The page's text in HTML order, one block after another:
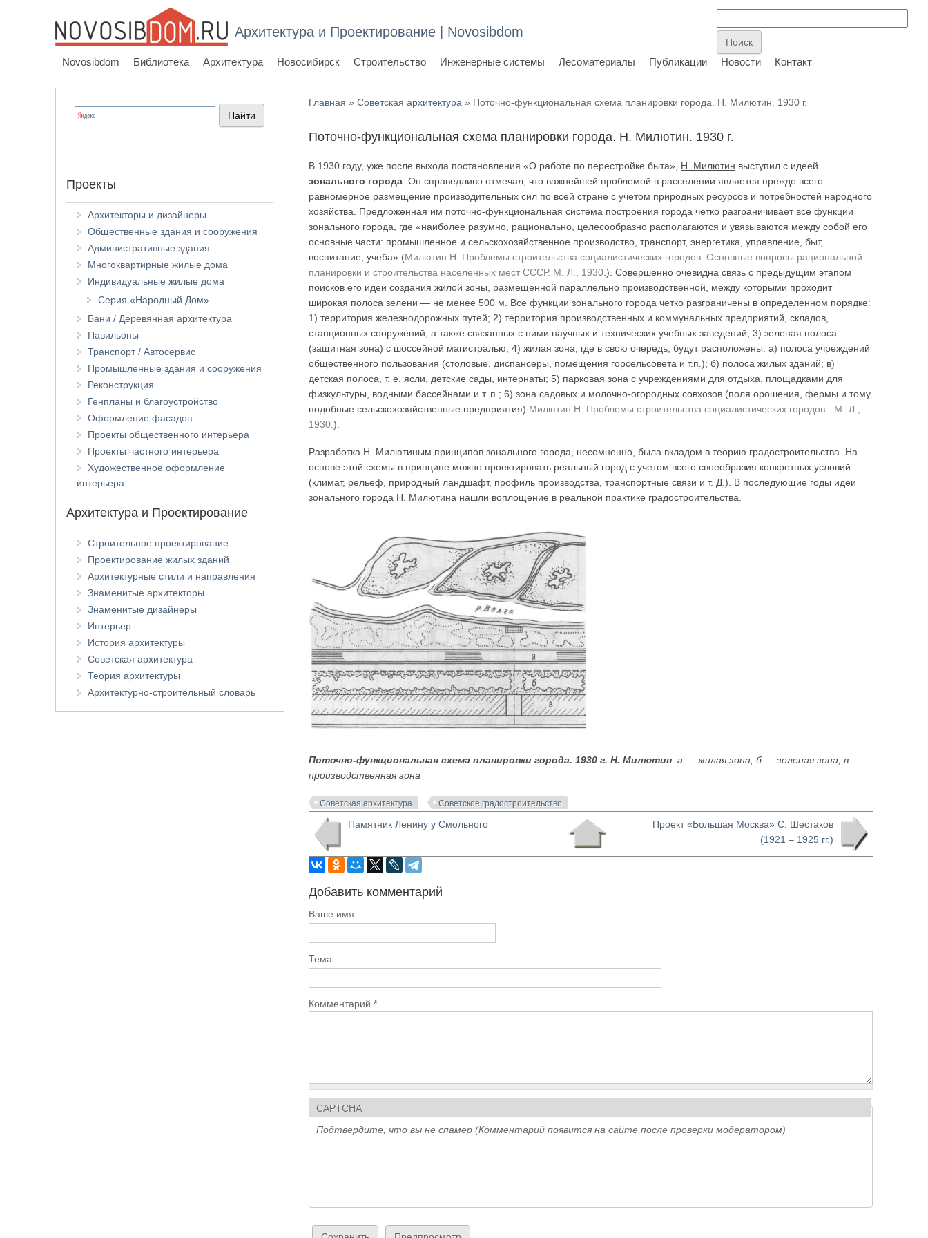
Архитектура и Проектирование | Novosibdom
Novosibdom Библиотека Архитектура Новосибирск Строительство Инженерные системы Лесоматериалы Публикации Новости Контакт
Вы здесь
Главная »Советская архитектура » Поточно-функциональная схема планировки города. Н. Милютин. 1930 г.
Поточно-функциональная схема планировки города. Н. Милютин. 1930 г.
В 1930 году, уже после выхода постановления «О работе по перестройке быта», Н. Милютин выступил с идеей
зонального города . Он справедливо отмечал, что важнейшей проблемой в расселении является прежде всего
равномерное размещение производительных сил по всей стране с учетом природных ресурсов и потребностей народного
хозяйства. Предложенная им поточно-функциональная система построения города четко разграничивает все функции
зонального города, где «наиболее разумно, рационально, целесообразно располагаются и увязываются между собой его
основные части: промышленное и сельскохозяйственное производство, транспорт, энергетика, управление, быт,
воспитание, учеба» (Милютин Н. Проблемы строительства социалистических городов. Основные вопросы рациональной
планировки и строительства населенных мест СССР. М. Л., 1930 .). Совершенно очевидна связь с предыдущим этапом
поисков его идеи создания жилой зоны, размещенной параллельно производственной, между которыми проходит
широкая полоса зелени — не менее 500 м. Все функции зонального города четко разграничены в определенном порядке:
1) территория железнодорожных путей; 2) территория производственных и коммунальных предприятий, складов,
станционных сооружений, а также связанных с ними научных и технических учебных заведений; 3) зеленая полоса
(защитная зона) с шоссейной магистралью; 4) жилая зона, где в свою очередь, будут расположены: а) полоса учреждений
общественного пользования (столовые, диспансеры, помещения горсельсовета и т.п.); б) полоса жилых зданий; в)
детская полоса, т. е. ясли, детские сады, интернаты; 5) парковая зона с учреждениями для отдыха, площадками для
физкультуры, водными бассейнами и т. п.; 6) зона садовых и молочно-огородных совхозов (поля орошения, фермы и тому
подобные сельскохозяйственные предприятия) Милютин Н. Проблемы строительства социалистических городов. -М.-Л.,
1930.).
Разработка Н. Милютиным принципов зонального города, несомненно, была вкладом в теорию градостроительства. На
основе этой схемы в принципе можно проектировать реальный город с учетом всего своеобразия конкретных условий
(климат, рельеф, природный ландшафт, профиль производства, транспортные связи и т. Д.). В последующие годы идеи
зонального города Н. Милютина нашли воплощение в реальной практике градостроительства.
Поточно-функциональная схема планировки города. 1930 г. Н. Милютин: а — жилая зона; б — зеленая зона; в —
производственная зона
Советская архитектура Советское градостроительство
Памятник Ленину у Смольного
Проект «Большая Москва» С. Шестаков
(1921 – 1925 гг.)
Добавить комментарий
Ваше имя
Тема
Комментарий*
CAPTCHA
Подтвердите, что вы не спамер (Комментарий появится на сайте после проверки модератором)
Проекты
Архитекторы и дизайнеры
Общественные здания и сооружения
Административные здания
Многоквартирные жилые дома
Индивидуальные жилые дома
Серия «Народный Дом»
Бани / Деревянная архитектура
Павильоны
Транспорт / Автосервис
Промышленные здания и сооружения
Реконструкция
Генпланы и благоустройство
Оформление фасадов
Проекты общественного интерьера
Проекты частного интерьера
Художественное оформление
интерьера
Архитектура и Проектирование
Строительное проектирование
Проектирование жилых зданий
Архитектурные стили и направления
Знаменитые архитекторы
Знаменитые дизайнеры
Интерьер
История архитектуры
Советская архитектура
Теория архитектуры
Архитектурно-строительный словарь